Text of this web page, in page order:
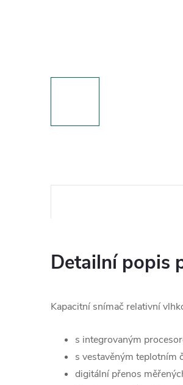
Detailní popis
Kapacitní snímač relativní
s integrovaným
s vestavěným teplotním
digitální přenos